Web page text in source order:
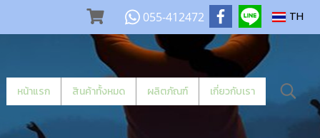
055-412472 TH
หน้าแรก สินค้าทั้งหมด ผลิตภัณฑ์ เกี่ยวกับเรา